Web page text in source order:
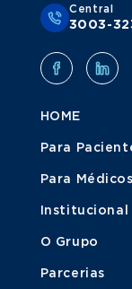
Central
3003-
HOME
Para
Para Médicos
Institucional
O Grupo
Parcerias